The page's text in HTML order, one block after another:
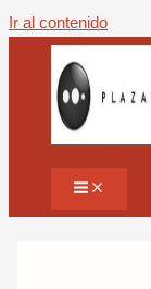
Ir al contenido